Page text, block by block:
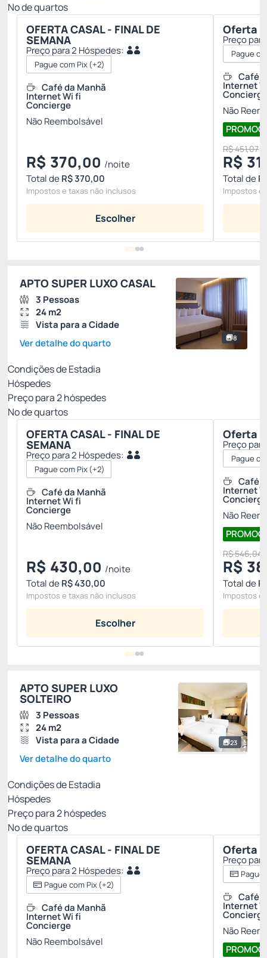
Nº de quartos
OFERTA CASAL - FINAL DE
SEMANA
Preço para 2 Hóspedes:
Pague com Pix(+2)
Café da Manhã
Internet Wi fi
Concierge
Não Reembolsável
R$ 370,00 /noite
Total deR$ 370,00
Impostos e taxas não inclusos
Escolher
Oferta
Preço
Pague
Café
Internet
Não
R$ 451,07
R$
Total de
Impostos e
8
APTO SUPER LUXO CASAL
3 Pessoas
24 m2
Vista para a Cidade
Ver detalhe do quarto
Condições de Estadia
Hóspedes
Preço para2hóspedes
Nº de quartos
OFERTA CASAL - FINAL DE
SEMANA
Preço para 2 Hóspedes:
Pague com Pix(+2)
Café da Manhã
Internet Wi fi
Concierge
Não Reembolsável
R$ 430,00 /noite
Total deR$ 430,00
Impostos e taxas não inclusos
Escolher
Oferta
Preço
Pague
Café
Internet
Não
R$ 546,04
R$
Total de
Impostos e
23
APTO SUPER LUXO
SOLTEIRO
3 Pessoas
24 m2
Vista para a Cidade
Ver detalhe do quarto
Condições de Estadia
Hóspedes
Preço para2hóspedes
Nº de quartos
OFERTA CASAL - FINAL DE
SEMANA
Preço para 2 Hóspedes:
Pague com Pix(+2)
Café da Manhã
Internet Wi fi
Concierge
Não Reembolsável
Oferta
Preço
Pague
Café
Internet
Não